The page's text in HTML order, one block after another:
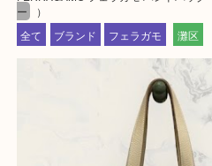
そんなときはお気軽にご
買取大吉フォレスタ六甲
だけるよう丁寧に査定さ